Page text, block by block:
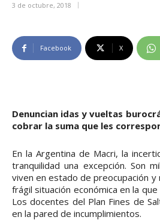
3 de octubre, 2018
Facebook X
Denuncian idas y vueltas
cobrar la suma que les
En la Argentina de Macri, la
tranquilidad una excepción. Son
viven en estado de preocupación y
frágil situación económica en la
Los docentes del Plan Fines de
en la pared de incumplimientos.